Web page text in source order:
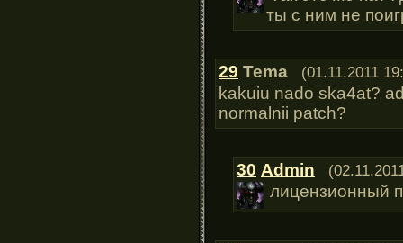
ты с ним не
29 Tema (01.11.2011
kakuiu nado ska4at?
normalnii patch?
30 Admin
лицензионный